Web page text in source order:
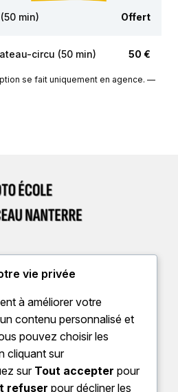
min) Offert
circu (50 min) 50 €
se fait uniquement en agence. —
à 19h | Samedi de 10h à 14h
vie privée
à améliorer votre
contenu personnalisé et
pouvez choisir les
cliquant sur
surTout accepter pour
refuser pour décliner les